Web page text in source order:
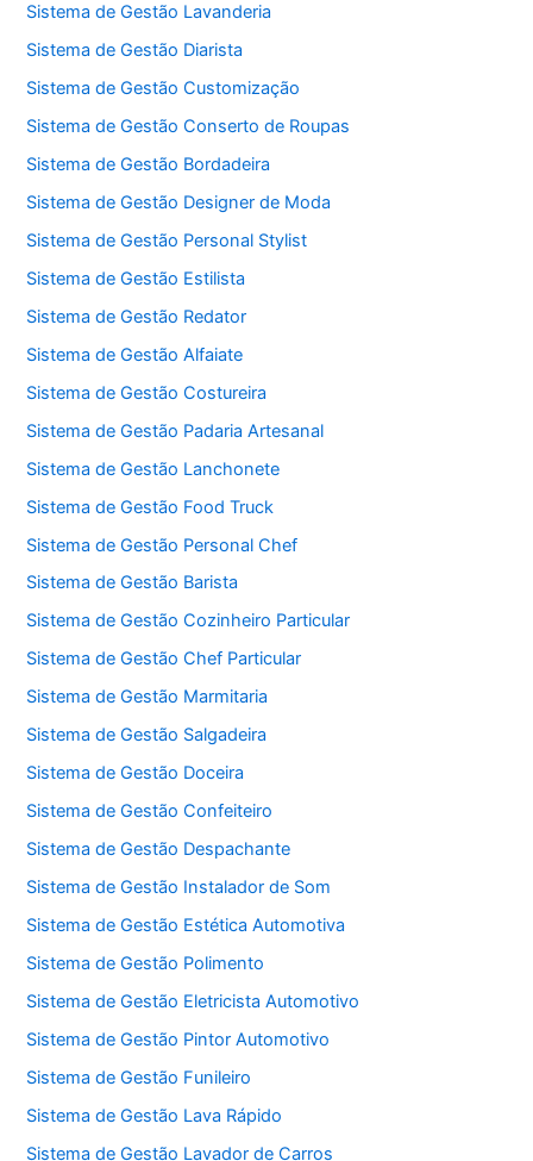
Sistema de Gestão Lavanderia
Sistema de Gestão Diarista
Sistema de Gestão Customização
Sistema de Gestão Conserto de Roupas
Sistema de Gestão Bordadeira
Sistema de Gestão Designer de Moda
Sistema de Gestão Personal Stylist
Sistema de Gestão Estilista
Sistema de Gestão Redator
Sistema de Gestão Alfaiate
Sistema de Gestão Costureira
Sistema de Gestão Padaria Artesanal
Sistema de Gestão Lanchonete
Sistema de Gestão Food Truck
Sistema de Gestão Personal Chef
Sistema de Gestão Barista
Sistema de Gestão Cozinheiro Particular
Sistema de Gestão Chef Particular
Sistema de Gestão Marmitaria
Sistema de Gestão Salgadeira
Sistema de Gestão Doceira
Sistema de Gestão Confeiteiro
Sistema de Gestão Despachante
Sistema de Gestão Instalador de Som
Sistema de Gestão Estética Automotiva
Sistema de Gestão Polimento
Sistema de Gestão Eletricista Automotivo
Sistema de Gestão Pintor Automotivo
Sistema de Gestão Funileiro
Sistema de Gestão Lava Rápido
Sistema de Gestão Lavador de Carros